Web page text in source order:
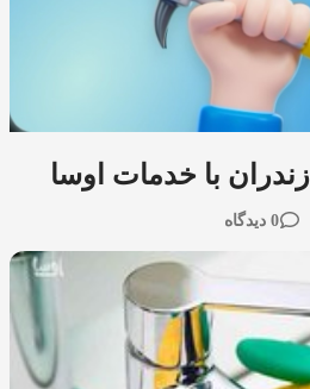
با خدمات اوسا
0 دیدگاه